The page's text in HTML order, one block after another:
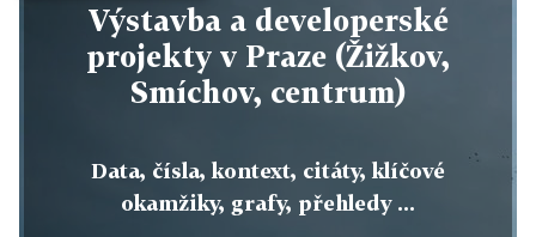
Výstavba a developerské
projekty v Praze (Žižkov,
Smíchov, centrum)
Data, čísla, kontext, citáty, klíčové
okamžiky, grafy, přehledy ...